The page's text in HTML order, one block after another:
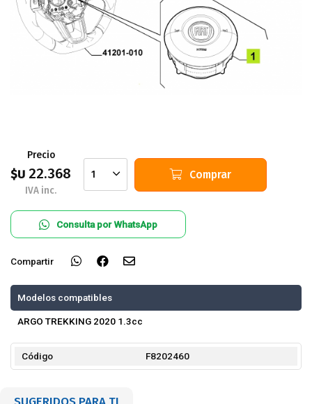
Precio
$U 22.368
IVA inc.
1 Comprar
Consulta por WhatsApp
Compartir
Modelos compatibles
ARGO TREKKING 2020 1.3cc
Código F8202460